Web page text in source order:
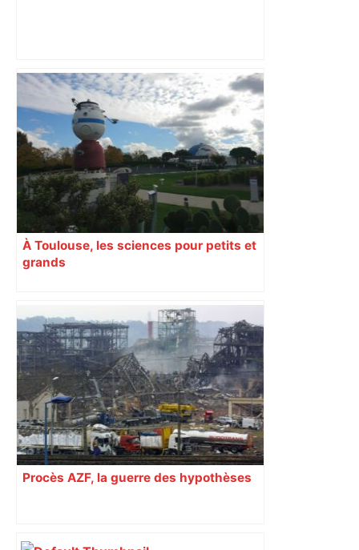
DIRECT. Colère des agriculteurs :
mobilisation agricole à Toulouse ce
samedi, 113 vaches abattues en Ariège
– ladepeche.fr
À Toulouse, les sciences pour petits et
grands
Procès AZF, la guerre des hypothèses